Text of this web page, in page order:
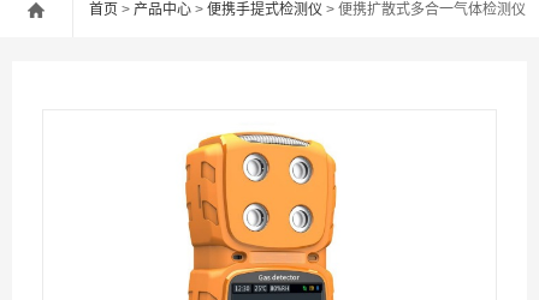
首页 > 产品中心 > 便携手提式检测仪 > 便携扩散式多合一气体检测仪